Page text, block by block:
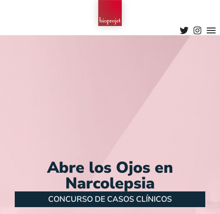
Abre los Ojos en
Narcolepsia
CONCURSO DE CASOS CLÍNICOS